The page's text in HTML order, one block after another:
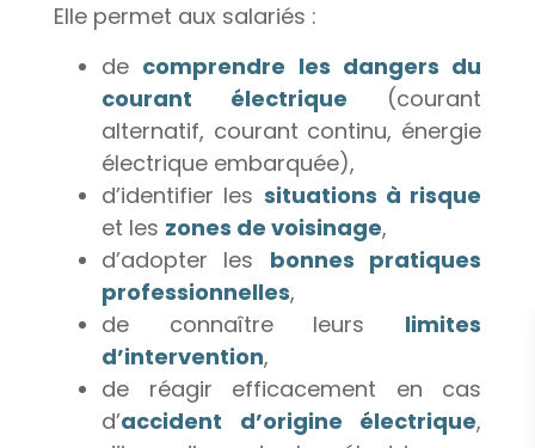
Elle permet aux salariés :
de comprendre les dangers du
courant électrique (courant
alternatif, courant continu, énergie
électrique embarquée),
d’identifier les situations à risque
et les zones de voisinage,
d’adopter les bonnes pratiques
professionnelles,
de connaître leurs limites
d’intervention,
de réagir efficacement en cas
d’accident d’origine électrique,